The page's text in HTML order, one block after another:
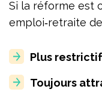
Si la réforme est
emploi‑retraite
Plus
Toujours